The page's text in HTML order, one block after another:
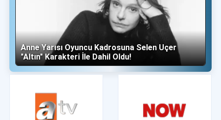
Anne Yarısı Oyuncu Kadrosuna Selen Uçer
"Altın" Karakteri İle Dahil Oldu!